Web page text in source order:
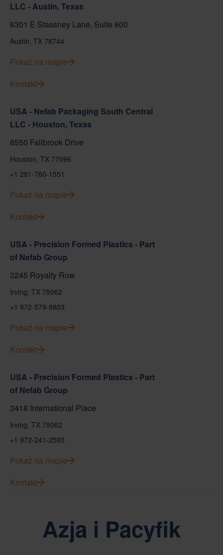
LLC - Austin, Texas
6301 E Stassney Lane, Suite 600
Austin, TX 78744
Pokaż na mapie
Kontakt
USA - Nefab Packaging South Central
LLC - Houston, Texas
8550 Fallbrook Drive
Houston, TX 77096
+1 281-760-1551
Pokaż na mapie
Kontakt
USA - Precision Formed Plastics - Part
of Nefab Group
3245 Royalty Row
Irving, TX 75062
+1 972-579-8803
Pokaż na mapie
Kontakt
USA - Precision Formed Plastics - Part
of Nefab Group
3418 International Place
Irving, TX 75062
+1 972-241-2593
Pokaż na mapie
Kontakt
Azja i Pacyfik